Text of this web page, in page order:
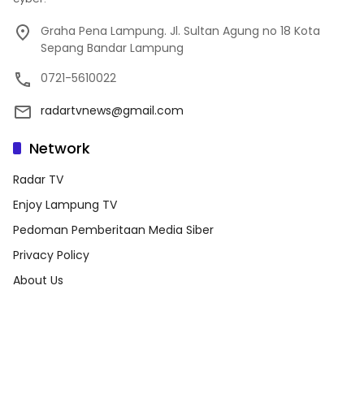
Graha Pena Lampung. Jl. Sultan Agung no 18 Kota
Sepang Bandar Lampung
0721-5610022
radartvnews@gmail.com
Network
Radar TV
Enjoy Lampung TV
Pedoman Pemberitaan Media Siber
Privacy Policy
About Us